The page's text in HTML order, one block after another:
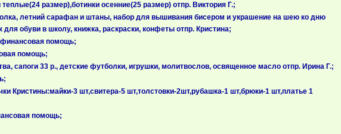
размер),ботинки осенние(25 размер) отпр. Виктория Г.;
летний сарафан и штаны, набор для вышивания бисером и украшение на шею ко дню
обуви в школу, книжка, раскраски, конфеты отпр. Кристина;
финансовая помощь;
помощь;
сапоги 33 р., детские футболки, игрушки, молитвослов, освященное масло отпр. Ирина Г.;
Кристины:майки-3 шт,свитера-5 шт,толстовки-2шт,рубашка-1 шт,брюки-1 шт,платье 1
помощь;